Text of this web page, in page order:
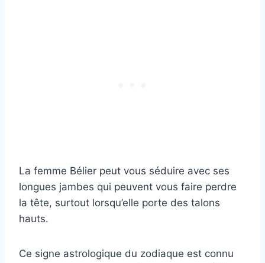
La femme Bélier peut vous séduire avec ses
longues jambes qui peuvent vous faire perdre
la tête, surtout lorsqu’elle porte des talons
hauts.
Ce signe astrologique du zodiaque est connu